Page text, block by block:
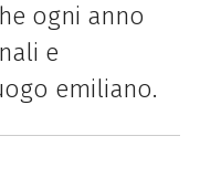
ogni anno
e
emiliano.